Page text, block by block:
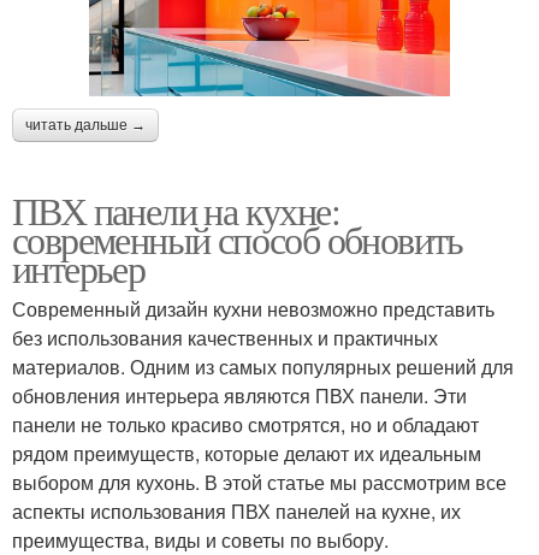
читать дальше →
ПВХ панели на кухне:
современный способ обновить
интерьер
Современный дизайн кухни невозможно представить
без использования качественных и практичных
материалов. Одним из самых популярных решений для
обновления интерьера являются ПВХ панели. Эти
панели не только красиво смотрятся, но и обладают
рядом преимуществ, которые делают их идеальным
выбором для кухонь. В этой статье мы рассмотрим все
аспекты использования ПВХ панелей на кухне, их
преимущества, виды и советы по выбору.